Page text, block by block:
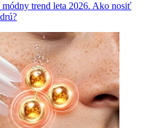
trend leta 2026. Ako nosiť